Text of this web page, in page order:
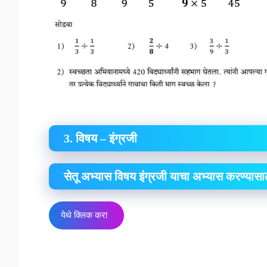
3. विषय – इंग्रजी
सेतू अभ्यास विषय इंग्रजी याचा अभ्यास
येथे क्लिक करा